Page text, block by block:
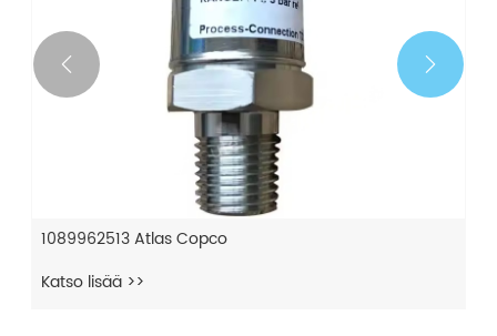
3001531152 Atlas Copco
 